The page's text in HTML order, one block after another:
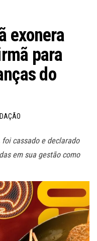
exonera
para
do
cassado e declarado
em sua gestão como